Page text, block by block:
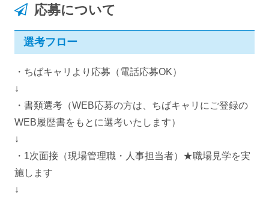
応募について
選考フロー
・ちばキャリより応募（電話応募OK）
↓
・書類選考（WEB応募の方は、ちばキャリにご登録の
WEB履歴書をもとに選考いたします）
↓
・1次面接（現場管理職・人事担当者）★職場見学を実
施します
↓